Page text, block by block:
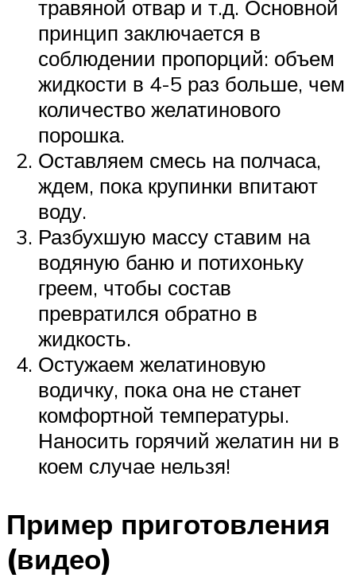
травяной отвар и т.д. Основной
принцип заключается в
соблюдении пропорций: объем
жидкости в 4-5 раз больше, чем
количество желатинового
порошка.
Оставляем смесь на полчаса,
ждем, пока крупинки впитают
воду.
Разбухшую массу ставим на
водяную баню и потихоньку
греем, чтобы состав
превратился обратно в
жидкость.
Остужаем желатиновую
водичку, пока она не станет
комфортной температуры.
Наносить горячий желатин ни в
коем случае нельзя!
Пример приготовления
(видео)